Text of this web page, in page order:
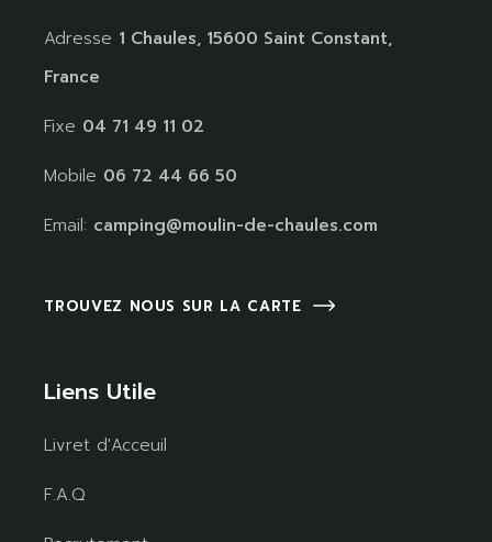
Adresse 1 Chaules, 15600 Saint Constant,
France
Fixe 04 71 49 11 02
Mobile 06 72 44 66 50
Email: camping@moulin-de-chaules.com
TROUVEZ NOUS SUR LA CARTE
Liens Utile
Livret d'Acceuil
F.A.Q